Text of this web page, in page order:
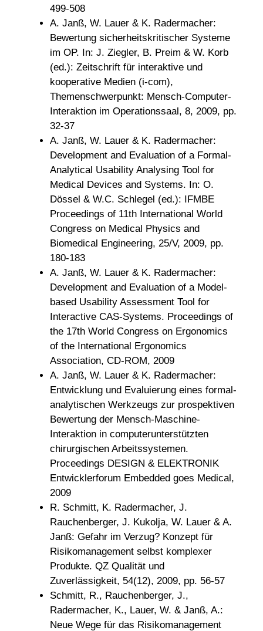
499-508
A. Janß, W. Lauer & K. Radermacher:
Bewertung sicherheitskritischer Systeme
im OP. In: J. Ziegler, B. Preim & W. Korb
(ed.): Zeitschrift für interaktive und
kooperative Medien (i-com),
Themenschwerpunkt: Mensch-Computer-
Interaktion im Operationssaal, 8, 2009, pp.
32-37
A. Janß, W. Lauer & K. Radermacher:
Development and Evaluation of a Formal-
Analytical Usability Analysing Tool for
Medical Devices and Systems. In: O.
Dössel & W.C. Schlegel (ed.): IFMBE
Proceedings of 11th International World
Congress on Medical Physics and
Biomedical Engineering, 25/V, 2009, pp.
180-183
A. Janß, W. Lauer & K. Radermacher:
Development and Evaluation of a Model-
based Usability Assessment Tool for
Interactive CAS-Systems. Proceedings of
the 17th World Congress on Ergonomics
of the International Ergonomics
Association, CD-ROM, 2009
A. Janß, W. Lauer & K. Radermacher:
Entwicklung und Evaluierung eines formal-
analytischen Werkzeugs zur prospektiven
Bewertung der Mensch-Maschine-
Interaktion in computerunterstützten
chirurgischen Arbeitssystemen.
Proceedings DESIGN & ELEKTRONIK
Entwicklerforum Embedded goes Medical,
2009
R. Schmitt, K. Radermacher, J.
Rauchenberger, J. Kukolja, W. Lauer & A.
Janß: Gefahr im Verzug? Konzept für
Risikomanagement selbst komplexer
Produkte. QZ Qualität und
Zuverlässigkeit, 54(12), 2009, pp. 56-57
Schmitt, R., Rauchenberger, J.,
Radermacher, K., Lauer, W. & Janß, A.:
Neue Wege für das Risikomanagement